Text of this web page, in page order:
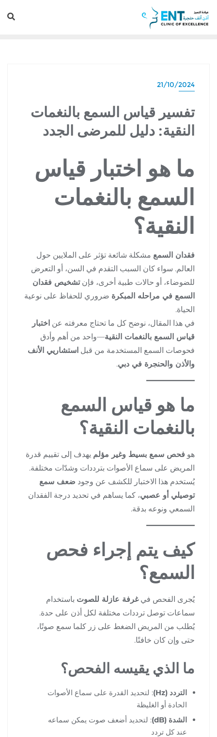
21/10/2024
تفسير قياس السمع بالنغمات
النقية: دليل للمرضى الجدد
ما هو اختبار قياس
السمع بالنغمات
النقية؟
فقدان السمع مشكلة شائعة تؤثر على الملايين حول
العالم. سواء كان السبب التقدم في السن، أو التعرض
للضوضاء، أو حالات طبية أخرى، فإنتشخيص فقدان
السمع في مراحله المبكرة ضروري للحفاظ على نوعية
الحياة.
في هذا المقال، نوضح كل ما تحتاج معرفته عن اختبار
قياس السمع بالنغمات النقية—واحد من أهم وأدق
فحوصات السمع المستخدمة من قبل استشاريي الأنف
والأذن والحنجرة في دبي.
ما هو قياس السمع
بالنغمات النقية؟
هو فحص سمع بسيط وغير مؤلم يهدف إلى تقييم قدرة
المريض على سماع الأصوات بترددات وشدّات مختلفة.
يُستخدم هذا الاختبار للكشف عن وجود ضعف سمع
توصيلي أو عصبي، كما يساهم في تحديد درجة الفقدان
السمعي ونوعه بدقة.
كيف يتم إجراء فحص
السمع؟
يُجرى الفحص فيغرفة عازلة للصوت باستخدام
سماعات توصل ترددات مختلفة لكل أذن على حدة.
يُطلب من المريض الضغط على زر كلما سمع صوتًا،
حتى وإن كان خافتًا.
ما الذي يقيسه الفحص؟
التردد (Hz)
: لتحديد القدرة على سماع الأصوات
الحادة أو الغليظة
الشدة (dB)
: لتحديد أضعف صوت يمكن سماعه
عند كل تردد